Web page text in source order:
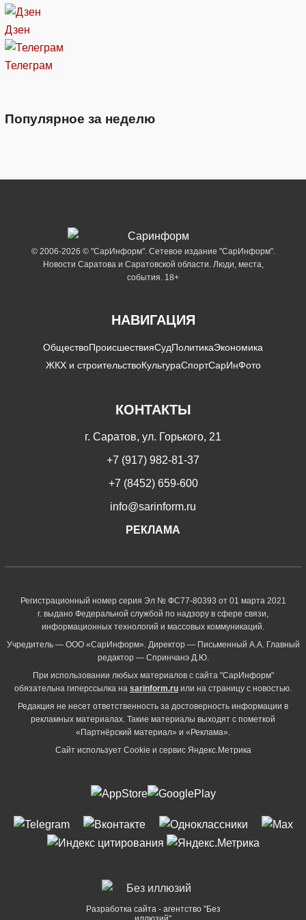
Дзен
Телеграм
Популярное за неделю
© 2006-2026 © "СарИнформ". Сетевое издание "СарИнформ".
Новости Саратова и Саратовской области. Люди, места,
события. 18+
НАВИГАЦИЯ
ОбществоПроисшествияСудПолитикаЭкономика
ЖКХ и строительствоКультураСпортСарИнФото
КОНТАКТЫ
г. Саратов, ул. Горького, 21
+7 (917) 982-81-37
+7 (8452) 659-600
info@sarinform.ru
РЕКЛАМА
Регистрационный номер серия Эл № ФС77-80393 от 01 марта 2021
г. выдано Федеральной службой по надзору в сфере связи,
информационных технологий и массовых коммуникаций.
Учредитель — ООО «СарИнформ». Директор — Письменный А.А. Главный
редактор — Спринчанэ Д.Ю.
При использовании любых материалов с сайта "СарИнформ"
обязательна гиперссылка на sarinform.ru или на страницу с новостью.
Редакция не несет ответственность за достоверность информации в
рекламных материалах. Такие материалы выходят с пометкой
«Партнёрский материал» и «Реклама».
Сайт использует Cookie и сервиc Яндекс.Метрика
Разработка сайта - агентство "Без